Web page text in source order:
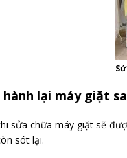
hành lại máy giặt
sửa chữa máy giặt sẽ
sót lại.